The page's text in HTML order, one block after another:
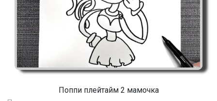
Поппи плейтайм 2 мамочка